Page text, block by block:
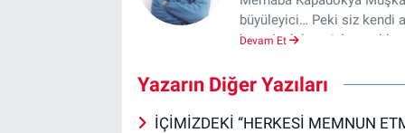
büyüleyici… Peki siz kendi
bu yolculukta sizlere
hayatına dokunma fırsatı
kazandım ve toplumsal
Devam Et
Yazarın Diğer Yazıları
İÇİMİZDEKİ “HERKESİ MEMNUN